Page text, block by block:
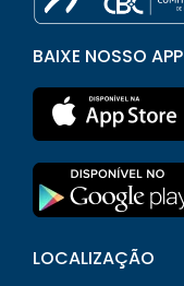
BAIXE NOSSO APP
LOCALIZAÇÃO